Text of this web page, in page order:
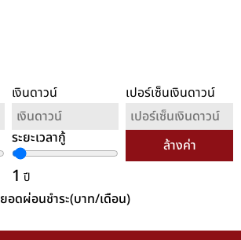
เงินดาวน์ เปอร์เซ็นเงินดาวน์
ระยะเวลากู้
1 ปี
ล้างค่า
ยอดผ่อนชำระ(บาท/เดือน)